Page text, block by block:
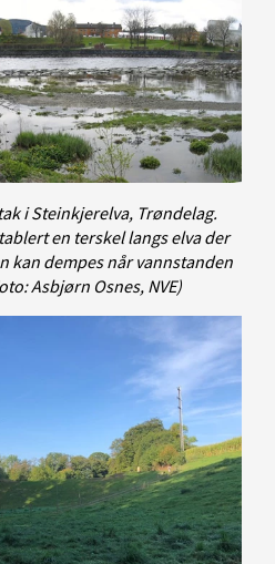
i Steinkjerelva, Trøndelag.
en terskel langs elva der
kan dempes når vannstanden
Asbjørn Osnes, NVE)